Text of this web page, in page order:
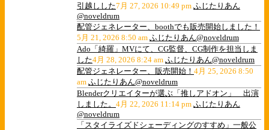
引越しした7月 27, 2026 10:49 pm ふじたりあん
@noveldrum
配管ジェネレーター、boothでも販売開始しました！
5月 21, 2026 8:50 am ふじたりあん@noveldrum
Ado「綺羅」MVにて、CG監督、CG制作を担当しま
した4月 28, 2026 8:24 am ふじたりあん@noveldrum
配管ジェネレーター、販売開始！ 4月 25, 2026 8:50
am ふじたりあん@noveldrum
Blenderクリエイターが選ぶ「推しアドオン」 出演
しました。 4月 22, 2026 11:14 pm ふじたりあん
@noveldrum
「スタイライズドシェーディングのすすめ」一般公